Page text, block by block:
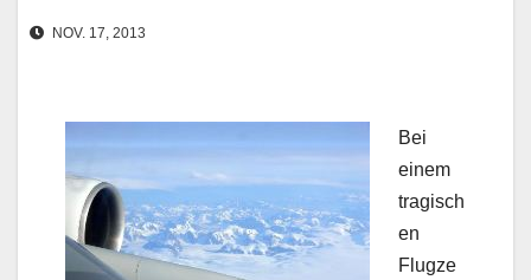
NOV. 17, 2013
Bei
einem
tragisch
en
Flugze